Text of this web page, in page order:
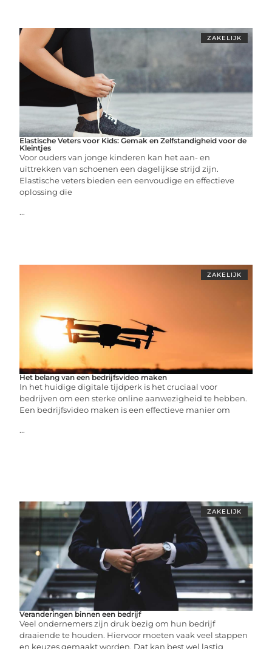
ZAKELIJK
Elastische Veters voor Kids: Gemak en Zelfstandigheid voor de
Kleintjes
Voor ouders van jonge kinderen kan het aan- en
uittrekken van schoenen een dagelijkse strijd zijn.
Elastische veters bieden een eenvoudige en effectieve
oplossing die
...
ZAKELIJK
Het belang van een bedrijfsvideo maken
In het huidige digitale tijdperk is het cruciaal voor
bedrijven om een sterke online aanwezigheid te hebben.
Een bedrijfsvideo maken is een effectieve manier om
...
ZAKELIJK
Veranderingen binnen een bedrijf
Veel ondernemers zijn druk bezig om hun bedrijf
draaiende te houden. Hiervoor moeten vaak veel stappen
en keuzes gemaakt worden. Dat kan best wel lastig